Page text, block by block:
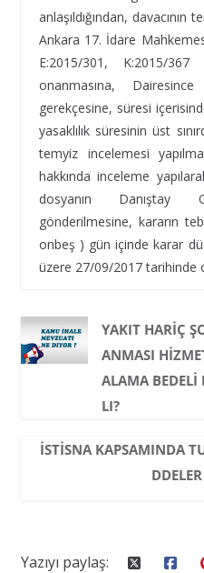
anlaşıldığından,
Ankara 17. İdare
E:2015/301, K:2015/367
onanmasına, Dairesince
gerekçesine, süresi
yasaklılık süresinin üst
temyiz incelemesi
hakkında inceleme
dosyanın Danıştay
gönderilmesine, kararın
onbeş ) gün içinde karar
üzere 27/09/2017 tarihinde
YAKIT HARIÇ
ANMASI
ALAMA BEDELI
LI?
İSTISNA KAPSAMINDA
Yazıyı paylaş: